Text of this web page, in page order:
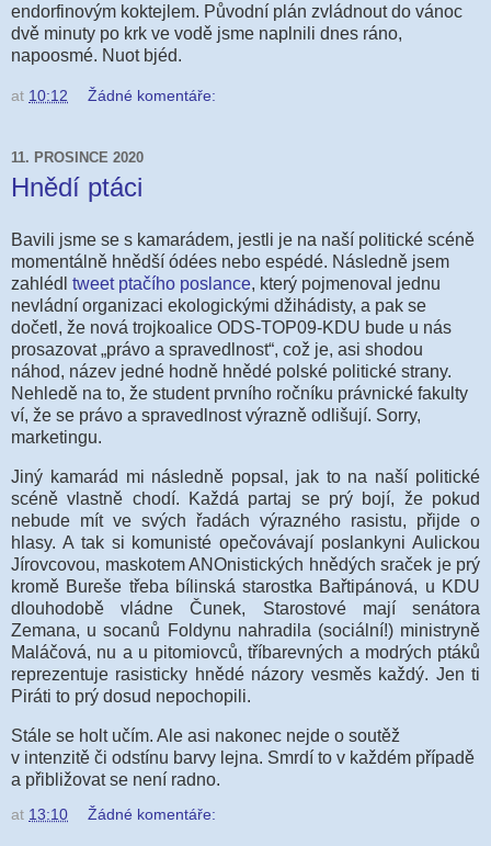
endorfinovým koktejlem. Původní plán zvládnout do vánoc
dvě minuty po krk ve vodě jsme naplnili dnes ráno,
napoosmé. Nuot bjéd.
at 10:12 Žádné komentáře:
11. PROSINCE 2020
Hnědí ptáci
Bavili jsme se s kamarádem, jestli je na naší politické scéně
momentálně hnědší ódées nebo espédé. Následně jsem
zahlédl tweet ptačího poslance, který pojmenoval jednu
nevládní organizaci ekologickými džihádisty, a pak se
dočetl, že nová trojkoalice ODS-TOP09-KDU bude u nás
prosazovat „právo a spravedlnost“, což je, asi shodou
náhod, název jedné hodně hnědé polské politické strany.
Nehledě na to, že student prvního ročníku právnické fakulty
ví, že se právo a spravedlnost výrazně odlišují. Sorry,
marketingu.
Jiný kamarád mi následně popsal, jak to na naší politické
scéně vlastně chodí. Každá partaj se prý bojí, že pokud
nebude mít ve svých řadách výrazného rasistu, přijde o
hlasy. A tak si komunisté opečovávají poslankyni Aulickou
Jírovcovou, maskotem ANOnistických hnědých sraček je prý
kromě Bureše třeba bílinská starostka Bařtipánová, u KDU
dlouhodobě vládne Čunek, Starostové mají senátora
Zemana, u socanů Foldynu nahradila (sociální!) ministryně
Maláčová, nu a u pitomiovců, tříbarevných a modrých ptáků
reprezentuje rasisticky hnědé názory vesměs každý. Jen ti
Piráti to prý dosud nepochopili.
Stále se holt učím. Ale asi nakonec nejde o soutěž
v intenzitě či odstínu barvy lejna. Smrdí to v každém případě
a přibližovat se není radno.
at 13:10 Žádné komentáře: